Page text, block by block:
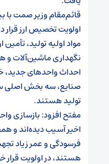
قائم‌مقام وزیر صمت با
اولویت تخصیص ارز قرار
مواد اولیه تولید،
نگهداری ماشین‌آلات و
احداث واحدهای جدید،
صنایع، سه بخش اصلی
تولید هستند.
مفتح افزود: بازسازی
اخیر آسیب دیده‌اند و
فرسودگی و عمر زیاد
هستند، در اولویت قرار